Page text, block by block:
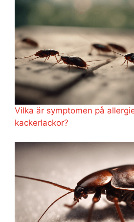
Vilka är symptomen på
kackerlackor?